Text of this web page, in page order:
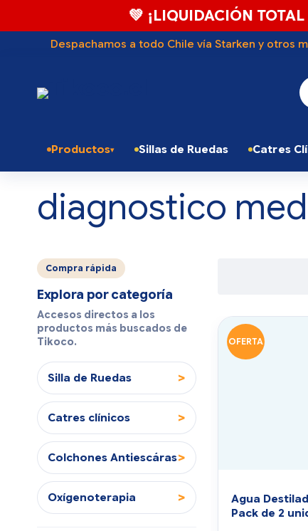
💚 ¡LIQUIDACIÓN
Despachamos a todo Chile vía Starken y otros
Productos Sillas de Ruedas Catres
diagnostico
Compra rápida
Explora por categoría
Accesos directos a los
productos más buscados de
Tikoco.
Silla de Ruedas >
Catres clínicos >
Colchones Antiescáras>
Oxígenoterapia >
OFERTA
Agua
Pack de 2